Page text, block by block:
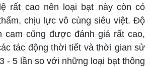
rất cao nên loại bạt này còn có
chịu lực vô cùng siêu việt. Độ
cam cũng được đánh giá rất cao,
tác động thời tiết và thời gian sử
- 5 lần so với những loại bạt thông